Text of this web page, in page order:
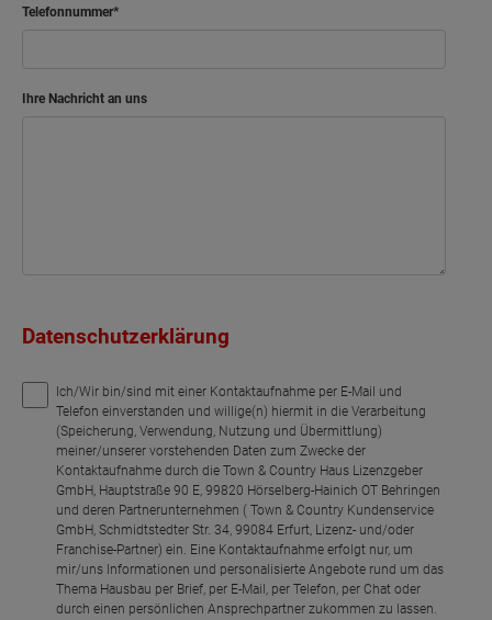
Arbeiten
Telefonnummer
Ihre Nachricht an uns
Datenschutzerklärung
Ich/Wir bin/sind mit einer Kontaktaufnahme per E-Mail und
Telefon einverstanden und willige(n) hiermit in die Verarbeitung
(Speicherung, Verwendung, Nutzung und Übermittlung)
meiner/unserer vorstehenden Daten zum Zwecke der
Kontaktaufnahme durch die Town & Country Haus Lizenzgeber
GmbH, Hauptstraße 90 E, 99820 Hörselberg-Hainich OT Behringen
und deren Partnerunternehmen ( Town & Country Kundenservice
GmbH, Schmidtstedter Str. 34, 99084 Erfurt, Lizenz- und/oder
Franchise-Partner) ein. Eine Kontaktaufnahme erfolgt nur, um
mir/uns Informationen und personalisierte Angebote rund um das
Thema Hausbau per Brief, per E-Mail, per Telefon, per Chat oder
durch einen persönlichen Ansprechpartner zukommen zu lassen.